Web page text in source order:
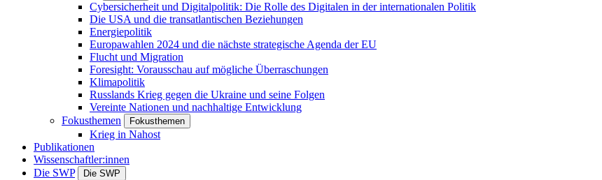
Cybersicherheit und Digitalpolitik: Die Rolle des Digitalen in der internationalen Politik
Die USA und die transatlantischen Beziehungen
Energiepolitik
Europawahlen 2024 und die nächste strategische Agenda der EU
Flucht und Migration
Foresight: Vorausschau auf mögliche Überraschungen
Klimapolitik
Russlands Krieg gegen die Ukraine und seine Folgen
Vereinte Nationen und nachhaltige Entwicklung
Fokusthemen
Fokusthemen
Krieg in Nahost
Publikationen
Wissenschaftler:innen
Die SWP
Die SWP